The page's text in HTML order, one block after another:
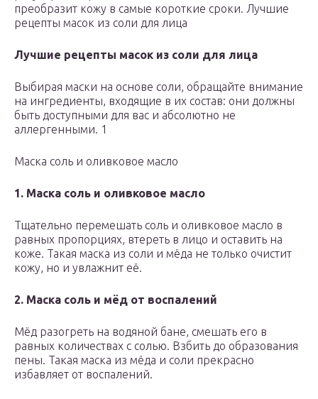
преобразит кожу в самые короткие сроки. Лучшие
рецепты масок из соли для лица
Лучшие рецепты масок из соли для лица
Выбирая маски на основе соли, обращайте внимание
на ингредиенты, входящие в их состав: они должны
быть доступными для вас и абсолютно не
аллергенными. 1
Маска соль и оливковое масло
1. Маска соль и оливковое масло
Тщательно перемешать соль и оливковое масло в
равных пропорциях, втереть в лицо и оставить на
коже. Такая маска из соли и мёда не только очистит
кожу, но и увлажнит её.
2. Маска соль и мёд от воспалений
Мёд разогреть на водяной бане, смешать его в
равных количествах с солью. Взбить до образования
пены. Такая маска из мёда и соли прекрасно
избавляет от воспалений.